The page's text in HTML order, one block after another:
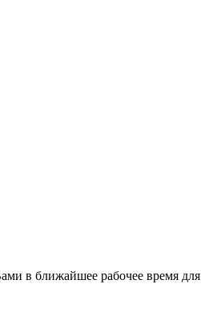
в ближайшее рабочее время